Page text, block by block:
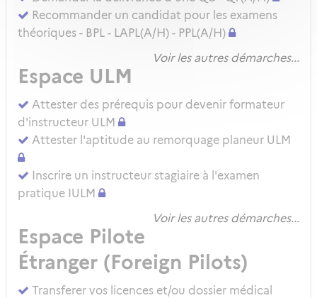
Recommander un candidat pour les examens
théoriques - BPL - LAPL(A/H) - PPL(A/H)
Voir les autres démarches...
Espace ULM
Attester des prérequis pour devenir formateur
d'instructeur ULM
Attester l'aptitude au remorquage planeur ULM
Inscrire un instructeur stagiaire à l'examen
pratique IULM
Voir les autres démarches...
Espace Pilote
Étranger (Foreign Pilots)
Transferer vos licences et/ou dossier médical